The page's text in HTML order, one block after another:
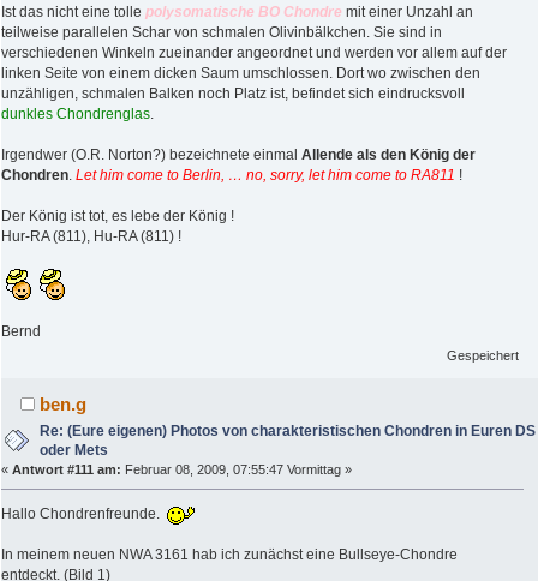
Ist das nicht eine tolle polysomatische BO Chondre mit einer Unzahl an
teilweise parallelen Schar von schmalen Olivinbälkchen. Sie sind in
verschiedenen Winkeln zueinander angeordnet und werden vor allem auf der
linken Seite von einem dicken Saum umschlossen. Dort wo zwischen den
unzähligen, schmalen Balken noch Platz ist, befindet sich eindrucksvoll
dunkles Chondrenglas.
Irgendwer (O.R. Norton?) bezeichnete einmal Allende als den König der
Chondren. Let him come to Berlin, … no, sorry, let him come to RA811 !
Der König ist tot, es lebe der König !
Hur-RA (811), Hu-RA (811) !
Bernd
Gespeichert
ben.g
Re: (Eure eigenen) Photos von charakteristischen Chondren in Euren DS
oder Mets
« Antwort #111 am: Februar 08, 2009, 07:55:47 Vormittag »
Hallo Chondrenfreunde.
In meinem neuen NWA 3161 hab ich zunächst eine Bullseye-Chondre
entdeckt. (Bild 1)